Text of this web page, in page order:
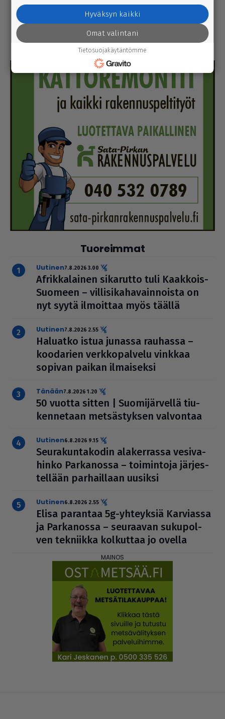
5.8.2026 1.50
1. pää­kir­joi­tus | Säh­kö­verkko sai kun­
nal­li­sen omistajan
Tuoreimmat
uutinen7.8.2026 3.00
Afrik­ka­lai­nen sikarutto tuli Kaakkois-
Suomeen – vil­li­si­ka­ha­vain­noista on
nyt syytä ilmoittaa myös täällä
uutinen7.8.2026 2.55
Haluatko istua junassa rauhassa –
koodarien verk­ko­pal­velu vinkkaa
sopivan paikan ilmai­seksi
Tänään7.8.2026 1.20
50 vuotta sitten | Suo­mi­jär­vellä tiu­
ken­ne­taan met­säs­tyk­sen valvontaa
uutinen6.8.2026 9.15
Seu­ra­kun­ta­ko­din ala­ker­rassa vesi­va­
hinko Par­ka­nossa – toi­min­toja jär­jes­
tel­lään par­hail­laan uusiksi
uutinen6.8.2026 2.55
Elisa parantaa 5g-yhteyksiä Karviassa
ja Par­ka­nossa – seuraavan suku­pol­
ven tekniikka kolkuttaa jo ovella
Hyväksyn kaikki
Omat valintani
Tietosuojakäytäntömme